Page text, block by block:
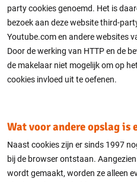
party cookies genoemd. Het is
bezoek aan deze website third-
Youtube.com en andere websites
Door de werking van HTTP en de
de makelaar niet mogelijk om op
cookies invloed uit te oefenen.
Wat voor andere opslag is
Naast cookies zijn er sinds 1997
bij de browser ontstaan.
wordt gemaakt, worden ze alleen